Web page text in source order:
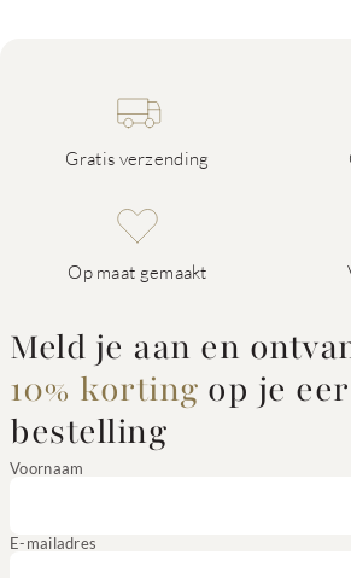
Gratis verzending
Op maat gemaakt
Meld je aan en
10% korting op je
bestelling
Voornaam
E-mailadres